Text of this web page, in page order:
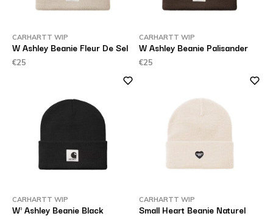
CARHARTT WIP
W Ashley Beanie Fleur De Sel
€25
CARHARTT WIP
W Ashley Beanie Palisander
€25
CARHARTT WIP
W' Ashley Beanie Black
CARHARTT WIP
Small Heart Beanie Naturel